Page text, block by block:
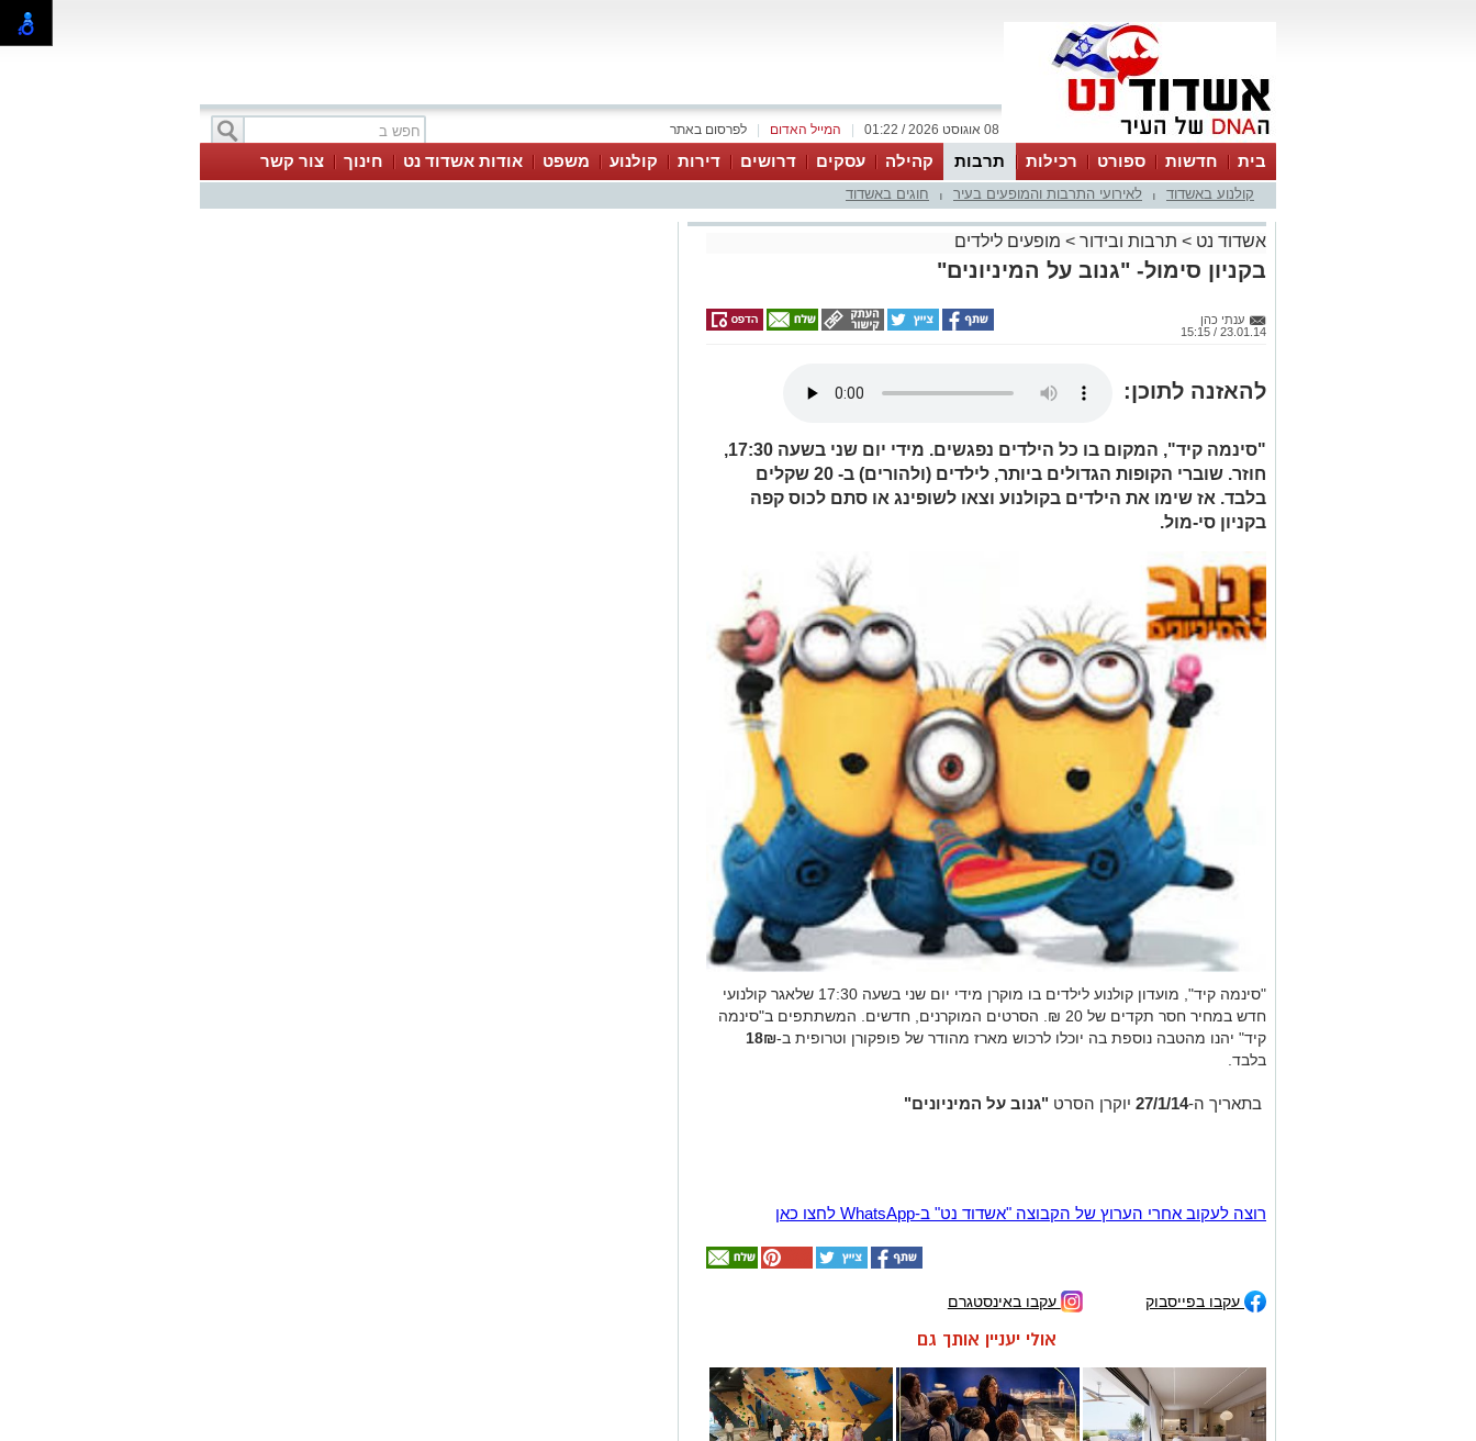
לפרסום באתר המייל האדום 08 אוגוסט 2026 / 01:22
בית חדשות ספורט רכילות תרבות קהילה עסקים דרושים דירות קולנוע משפט אודות אשדוד נט חינוך צור קשר
קולנוע באשדוד לאירועי התרבות והמופעים בעיר חוגים באשדוד
אשדוד נט > תרבות ובידור > מופעים לילדים
בקניון סימול- "גנוב על המיניונים"
ענתי כהן
23.01.14 / 15:15
להאזנה לתוכן:
"סינמה קיד", המקום בו כל הילדים נפגשים. מידי יום שני בשעה 17:30,
חוזר. שוברי הקופות הגדולים ביותר, לילדים (ולהורים) ב- 20 שקלים
בלבד. אז שימו את הילדים בקולנוע וצאו לשופינג או סתם לכוס קפה
בקניון סי-מול.
"סינמה קיד", מועדון קולנוע לילדים בו מוקרן מידי יום שני בשעה 17:30 שלאגר קולנועי
חדש במחיר חסר תקדים של 20 ₪. הסרטים המוקרנים, חדשים. המשתתפים ב"סינמה
קיד" יהנו מהטבה נוספת בה יוכלו לרכוש מארז מהודר של פופקורן וטרופית ב-18₪
בלבד.
בתאריך ה-27/1/14 יוקרן הסרט "גנוב על המיניונים"
רוצה לעקוב אחרי הערוץ של הקבוצה "אשדוד נט" ב-WhatsApp לחצו כאן
עקבו בפייסבוק עקבו באינסטגרם
אולי יעניין אותך גם